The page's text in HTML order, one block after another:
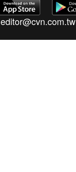
editor@cvn.com.tw